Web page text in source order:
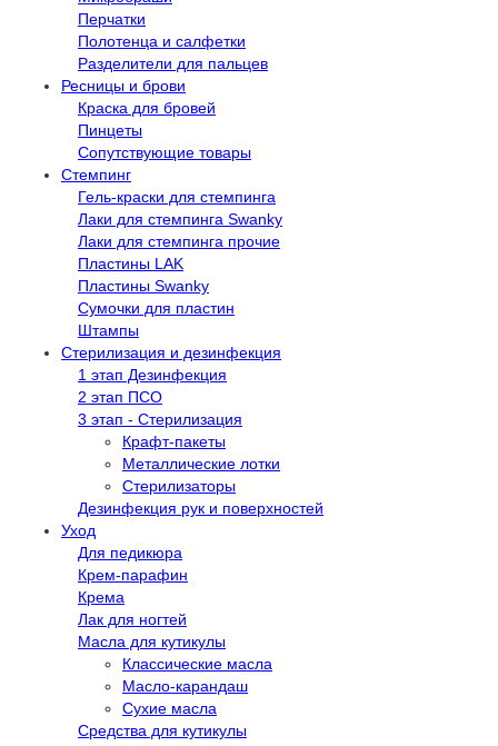
Перчатки
Полотенца и салфетки
Разделители для пальцев
Ресницы и брови
Краска для бровей
Пинцеты
Сопутствующие товары
Стемпинг
Гель-краски для стемпинга
Лаки для стемпинга Swanky
Лаки для стемпинга прочие
Пластины LAK
Пластины Swanky
Сумочки для пластин
Штампы
Стерилизация и дезинфекция
1 этап Дезинфекция
2 этап ПСО
3 этап - Стерилизация
Крафт-пакеты
Металлические лотки
Стерилизаторы
Дезинфекция рук и поверхностей
Уход
Для педикюра
Крем-парафин
Крема
Лак для ногтей
Масла для кутикулы
Классические масла
Масло-карандаш
Сухие масла
Средства для кутикулы